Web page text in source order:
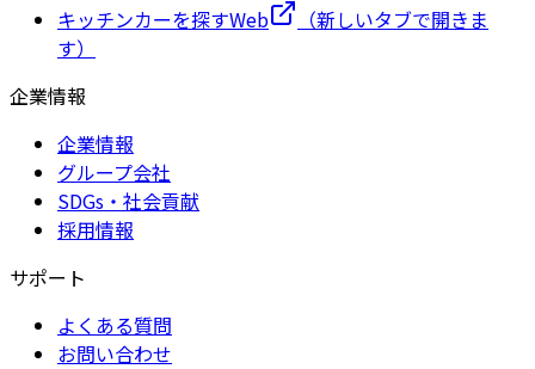
キッチンカーを探すWeb
（新しいタブで開きま
す）
企業情報
企業情報
グループ会社
SDGs・社会貢献
採用情報
サポート
よくある質問
お問い合わせ